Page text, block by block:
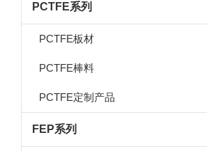
PCTFE系列
PCTFE板材
PCTFE棒料
PCTFE定制产品
FEP系列